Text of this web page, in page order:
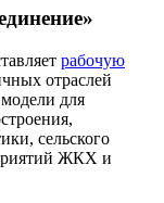
рабочую
отраслей
для
сельского
ЖКХ и